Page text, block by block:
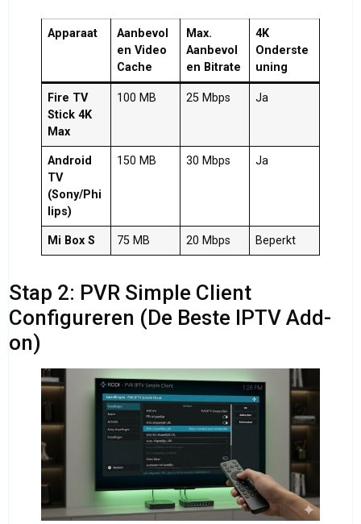
Apparaat
Aanbevol
en Video
Cache
Max.
Aanbevol
en Bitrate
4K
Onderste
uning
Fire TV
Stick 4K
Max
100 MB 25 Mbps Ja
Android
TV
(Sony/Phi
lips)
150 MB 30 Mbps Ja
Mi Box S 75 MB 20 Mbps Beperkt
Stap 2: PVR Simple Client
Configureren (De Beste IPTV Add-
on)